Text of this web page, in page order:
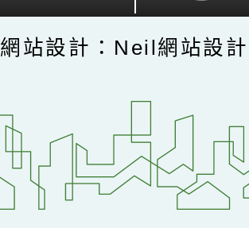
網站設計：Neil網站設